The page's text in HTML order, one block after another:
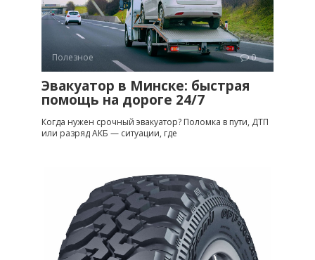
Полезное 0
Эвакуатор в Минске: быстрая
помощь на дороге 24/7
Когда нужен срочный эвакуатор? Поломка в пути, ДТП
или разряд АКБ — ситуации, где